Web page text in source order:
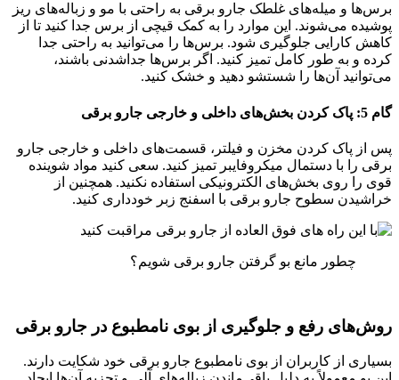
برس‌ها و میله‌های غلطک جارو برقی به راحتی با مو و زباله‌های ریز
پوشیده می‌شوند. این موارد را به کمک قیچی از برس جدا کنید تا از
کاهش کارایی جلوگیری شود. برس‌ها را می‌توانید به راحتی جدا
کرده و به طور کامل تمیز کنید. اگر برس‌ها جداشدنی باشند،
می‌توانید آن‌ها را شستشو دهید و خشک کنید.
گام 5: پاک کردن بخش‌های داخلی و خارجی جارو برقی
پس از پاک کردن مخزن و فیلتر، قسمت‌های داخلی و خارجی جارو
برقی را با دستمال میکروفایبر تمیز کنید. سعی کنید مواد شوینده
قوی را روی بخش‌های الکترونیکی استفاده نکنید. همچنین از
خراشیدن سطوح جارو برقی با اسفنج زبر خودداری کنید.
چطور مانع بو گرفتن جارو برقی شویم؟
روش‌های رفع و جلوگیری از بوی نامطبوع در جارو برقی
بسیاری از کاربران از بوی نامطبوع جارو برقی خود شکایت دارند.